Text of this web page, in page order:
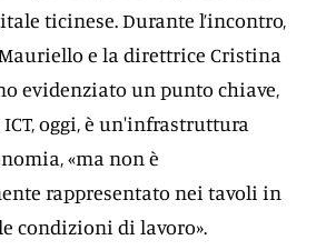
ticinese. Durante l’incontro,
e la direttrice Cristina
evidenziato un punto chiave,
oggi, è un'infrastruttura
«ma non è
rappresentato nei tavoli in
condizioni di lavoro».